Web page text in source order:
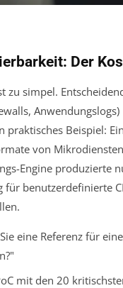
Der
zu simpel.
praktisches Beispiel:
von
Engine produzierte
benutzerdefinierte
eine Referenz für
mit den 20